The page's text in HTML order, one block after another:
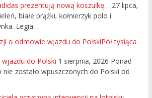
prezentują nową koszulkę… 27 lipca,
białe prążki, kołnierzyk polo i
Legia…
Pół tysiąca
do Polski 1 sierpnia, 2026 Ponad
zostało wpuszczonych do Polski od